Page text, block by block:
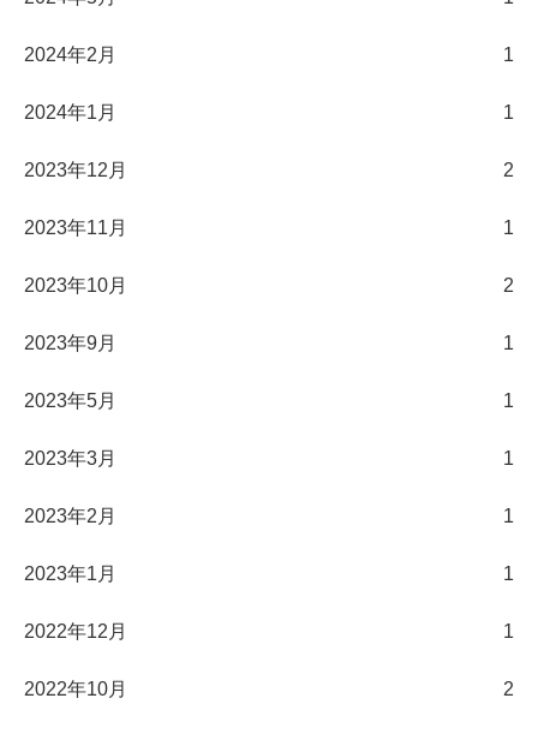
2024年2月 1
2024年1月 1
2023年12月 2
2023年11月 1
2023年10月 2
2023年9月 1
2023年5月 1
2023年3月 1
2023年2月 1
2023年1月 1
2022年12月 1
2022年10月 2